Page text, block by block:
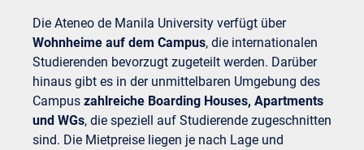
Die Ateneo de Manila University verfügt über
Wohnheime auf dem Campus, die internationalen
Studierenden bevorzugt zugeteilt werden. Darüber
hinaus gibt es in der unmittelbaren Umgebung des
Campus zahlreiche Boarding Houses, Apartments
und WGs, die speziell auf Studierende zugeschnitten
sind. Die Mietpreise liegen je nach Lage und